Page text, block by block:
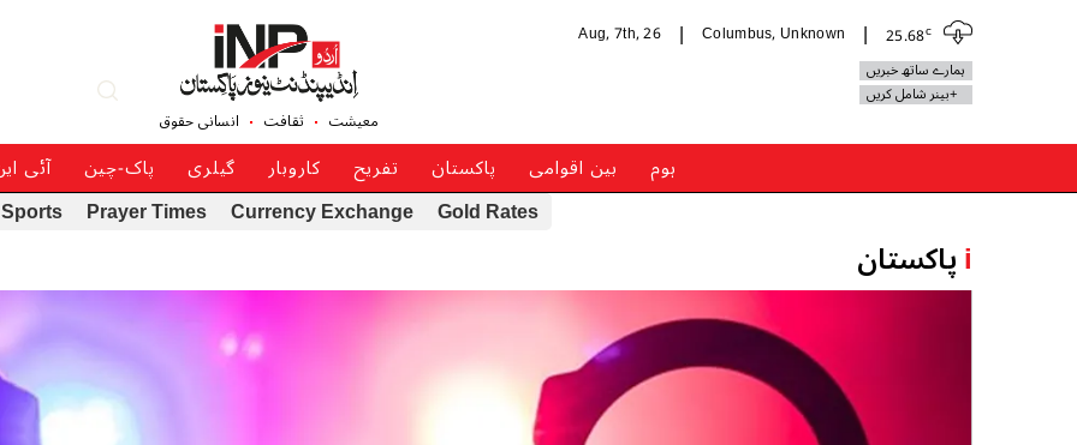
25.68c
Columbus, Unknown
Aug, 7th, 26
ہمارے ساتھ خبریں
+بینر شامل کریں
معیشت ثقافت انسانی حقوق
ہوم بین اقوامی پاکستان تفریح کاروبار گیلری پاک-چین آئی
Gold Rates
Currency Exchange
Prayer Times
Sports
iپاکستان